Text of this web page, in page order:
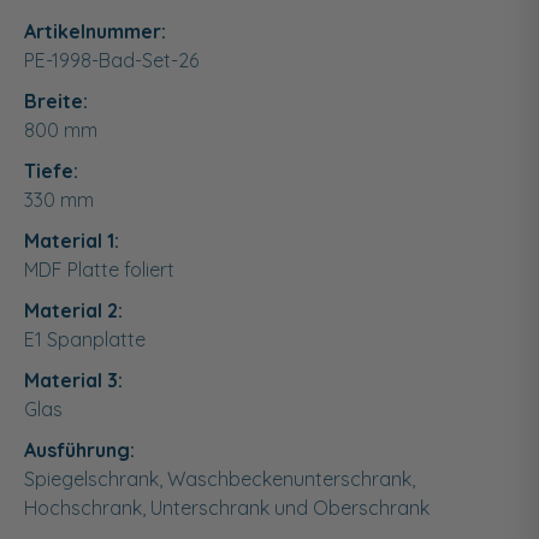
Artikelnummer:
PE-1998-Bad-Set-26
Breite:
800 mm
Tiefe:
330 mm
Material 1:
MDF Platte foliert
Material 2:
E1 Spanplatte
Material 3:
Glas
Ausführung:
Spiegelschrank, Waschbeckenunterschrank,
Hochschrank, Unterschrank und Oberschrank